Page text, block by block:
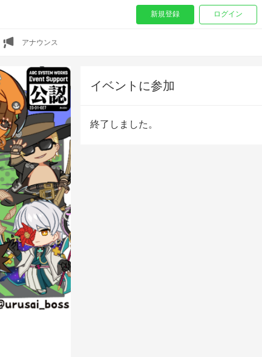
イベントに参加
終了しました。
アナウンス
新規登録 ログイン